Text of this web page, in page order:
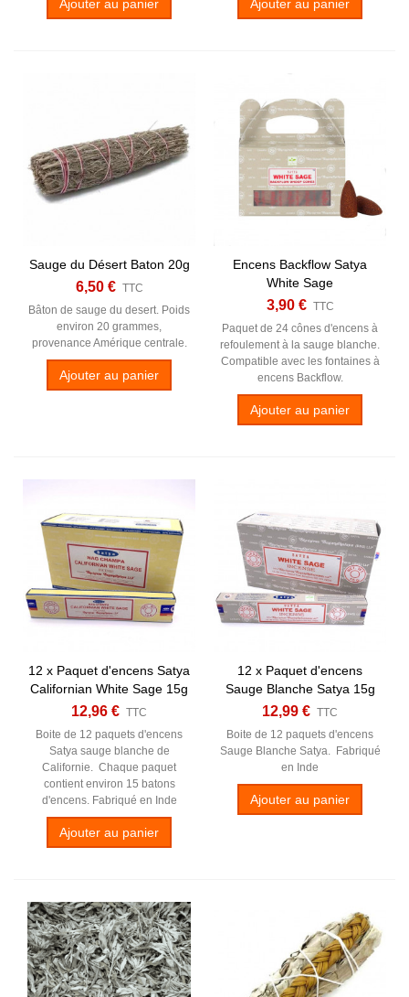
Ajouter au panier Ajouter au panier
Sauge du Désert Baton 20g
6,50 € TTC
Bâton de sauge du desert. Poids
environ 20 grammes,
provenance Amérique centrale.
Ajouter au panier
Encens Backflow Satya
White Sage
3,90 € TTC
Paquet de 24 cônes d'encens à
refoulement à la sauge blanche.
Compatible avec les fontaines à
encens Backflow.
Ajouter au panier
12 x Paquet d'encens Satya
Californian White Sage 15g
12,96 € TTC
Boite de 12 paquets d'encens
Satya sauge blanche de
Californie. Chaque paquet
contient environ 15 batons
d'encens. Fabriqué en Inde
Ajouter au panier
12 x Paquet d'encens
Sauge Blanche Satya 15g
12,99 € TTC
Boite de 12 paquets d'encens
Sauge Blanche Satya. Fabriqué
en Inde
Ajouter au panier